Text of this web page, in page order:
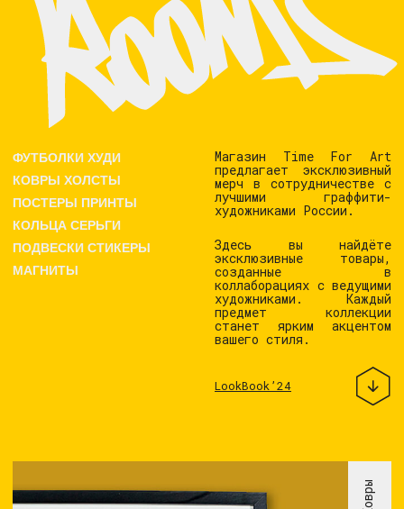
ФУТБОЛКИ ХУДИ
КОВРЫ ХОЛСТЫ
ПОСТЕРЫ ПРИНТЫ
КОЛЬЦА СЕРЬГИ
ПОДВЕСКИ СТИКЕРЫ
МАГНИТЫ
Здесь вы найдёте
эксклюзивные товары,
созданные в
коллаборациях с ведущими
художниками. Каждый
Магазин Time For Art
предлагает эксклюзивный
мерч в сотрудничестве с
лучшими граффити-
художниками России.
Постеры//Холсты//Ковры